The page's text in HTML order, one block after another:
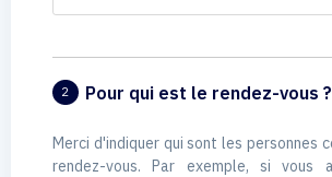
2 Pour qui est le rendez-vous ?
Merci d'indiquer qui sont les personnes
rendez-vous. Par exemple, si vous